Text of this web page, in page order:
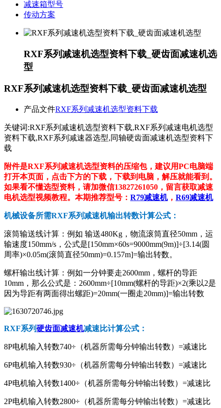
减速箱型号
传动方案
RXF系列减速机选型资料下载_硬齿面减速机选
型
RXF系列减速机选型资料下载_硬齿面减速机选型
产品文件RXF系列减速机选型资料下载
关键词:RXF系列减速机选型资料下载,RXF系列减速电机选型
资料下载,RXF系列减速器选型,同轴硬齿面减速机选型资料下
载
附件是RXF系列减速机选型资料的压缩包，建议用PC电脑端
打开本页面，点击下方的下载，下载到电脑，解压就能看到。
如果看不懂选型资料，请加微信13827261050，留言获取减速
电机选型视频教程。本期推荐型号： R79减速机， R69减速机
机械设备所需RXF系列减速机输出转数计算公式：
滚筒输送线计算：例如 输送480Kg，物流滚筒直径50mm，运
输速度150mm/s，公式是[150mm×60s=9000mm(9m)]÷[3.14(圆
周率)×0.05m(滚筒直径50mm)=0.157m]=输出转数。
螺杆输出线计算：例如一分钟要走2600mm，螺杆的导距
10mm，那么公式是：2600mm÷[10mm(螺杆的导距)×2(乘以2是
因为导距有两面得出螺距)=20mm(一圈走20mm)]=输出转数
RXF系列硬齿面减速机减速比计算公式：
8P电机输入转数740÷（机器所需每分钟输出转数）=减速比
6P电机输入转数930÷（机器所需每分钟输出转数）=减速比
4P电机输入转数1400÷（机器所需每分钟输出转数）=减速比
2P电机输入转数2800÷（机器所需每分钟输出转数）=减速比